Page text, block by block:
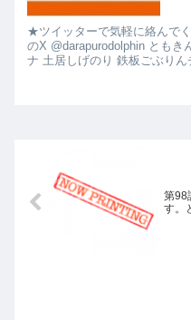
★ツイッターで気軽に絡んで
のX @darapurodolphin ともき
ナ 土居しげのり 鉄板ごぶりん
第98
す。